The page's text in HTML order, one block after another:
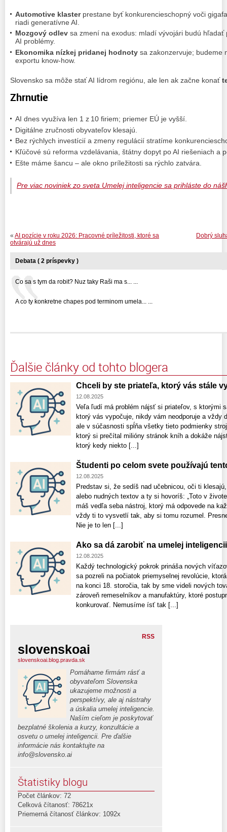
Automotive klasterprestane byť konkurencieschopný voči
riadi generatívne AI.
Mozgový odlev sa zmení na exodus: mladí vývojári budú
AI problémy.
Ekonomika nízkej pridanej hodnoty sa zakonzervuje; budeme
exportu know‑how.
Slovensko sa môže stať AI lídrom regiónu, ale len ak začne konať
Zhrnutie
AI dnes využíva len 1 z 10 firiem; priemer EÚ je vyšší.
Digitálne zručnosti obyvateľov klesajú.
Bez rýchlych investícií a zmeny regulácií stratíme
Kľúčové sú reforma vzdelávania, štátny dopyt po AI riešeniach a
Ešte máme šancu – ale okno príležitosti sa rýchlo zatvára.
Pre viac noviniek zo sveta Umelej inteligencie sa prihláste do
Dobrý
« AI pozície v roku 2026: Pracovné príležitosti, ktoré sa
otvárajú už dnes
Debata ( 2 príspevky )
Co sa s tym da robit? Nuz taky Raši ma s... ...
A co ty konkretne chapes pod terminom umela... ...
Ďalšie články od tohto blogera
Chceli by ste priateľa, ktorý vás stále
12.08.2025
Veľa ľudí má problém nájsť si priateľov, s ktorými
ktorý vás vypočuje, nikdy vám neodporuje a vždy
ale v súčasnosti spĺňa všetky tieto podmienky
ktorý si prečítal milióny stránok kníh a dokáže
ktorý kedy niekto [...]
Študenti po celom svete používajú
12.08.2025
Predstav si, že sedíš nad učebnicou, oči ti
alebo nudných textov a ty si hovoríš: „Toto v
máš vedľa seba nástroj, ktorý má odpovede na
vždy ti to vysvetlí tak, aby si tomu rozumel.
Nie je to len [...]
Ako sa dá zarobiť na umelej inteligencii
12.08.2025
Každý technologický pokrok prináša nových
sa pozreli na počiatok priemyselnej revolúcie,
na konci 18. storočia, tak by sme videli nových
zároveň remeselníkov a manufaktúry, ktoré
konkurovať. Nemusíme ísť tak [...]
RSS
slovenskoai
slovenskoai.blog.pravda.sk
Pomáhame firmám rásť a
obyvateľom Slovenska
ukazujeme možnosti a
perspektívy, ale aj nástrahy
a úskalia umelej inteligencie.
Naším cieľom je poskytovať
bezplatné školenia a kurzy, konzultácie a
osvetu o umelej inteligencii. Pre ďalšie
informácie nás kontaktujte na
info@slovensko.ai
Štatistiky blogu
Počet článkov: 72
Celková čítanosť: 78621x
Priemerná čítanosť článkov: 1092x